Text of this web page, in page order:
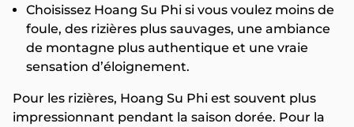
Choisissez Hoang Su Phi si vous voulez moins de
foule, des rizières plus sauvages, une ambiance
de montagne plus authentique et une vraie
sensation d’éloignement.
Pour les rizières, Hoang Su Phi est souvent plus
impressionnant pendant la saison dorée. Pour la